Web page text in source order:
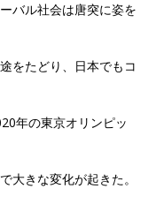
バル社会は唐突に姿を
をたどり、日本でもコ
年の東京オリンピッ
大きな変化が起きた。